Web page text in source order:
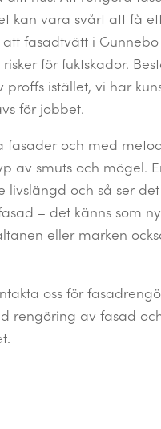
kan vara svårt att få
fasadtvätt i
för fuktskador.
istället, vi har
för jobbet.
fasader och med
av smuts och mögel.
livslängd och så ser
– det känns som
eller marken
oss för
rengöring av fasad